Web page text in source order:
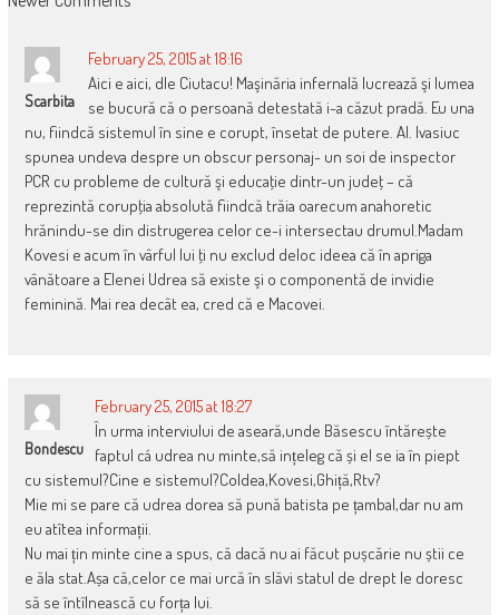
NAVIGATION
Scarbita
February 25, 2015 at 18:16
Aici e aici, dle Ciutacu! Maşinăria infernală lucrează şi lumea
se bucură că o persoană detestată i-a căzut pradă. Eu una
nu, fiindcă sistemul în sine e corupt, însetat de putere. Al. Ivasiuc
spunea undeva despre un obscur personaj- un soi de inspector
PCR cu probleme de cultură şi educaţie dintr-un judeţ – că
reprezintă corupţia absolută fiindcă trăia oarecum anahoretic
hrănindu-se din distrugerea celor ce-i intersectau drumul.Madam
Kovesi e acum în vârful lui ţi nu exclud deloc ideea că în apriga
vânătoare a Elenei Udrea să existe şi o componentă de invidie
feminină. Mai rea decât ea, cred că e Macovei.
Bondescu
February 25, 2015 at 18:27
În urma interviului de aseară,unde Băsescu întărește
faptul cá udrea nu minte,să ințeleg că și el se ia în piept
cu sistemul?Cine e sistemul?Coldea,Kovesi,Ghiță,Rtv?
Mie mi se pare că udrea dorea să pună batista pe țambal,dar nu am
eu atîtea informații.
Nu mai țin minte cine a spus, că dacă nu ai făcut pușcărie nu știi ce
e ăla stat.Așa că,celor ce mai urcă în slăvi statul de drept le doresc
să se întîlnească cu forța lui.